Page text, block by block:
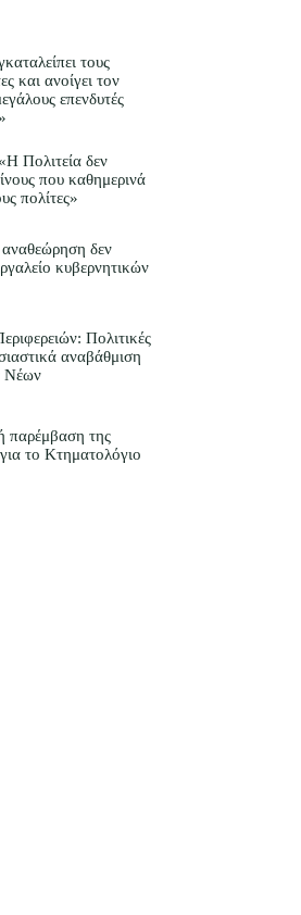
τους
και ανοίγει τον
επενδυτές
Πολιτεία δεν
που καθημερινά
πολίτες»
δεν
κυβερνητικών
Πολιτικές
αναβάθμιση
Νέων
παρέμβαση της
το Κτηματολόγιο